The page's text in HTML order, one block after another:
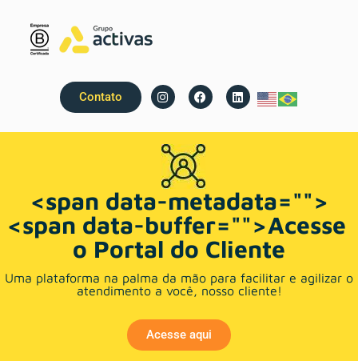
Contato
<span data-metadata="">
<span data-buffer="">Acesse
o Portal do Cliente
Uma plataforma na palma da mão para facilitar e agilizar o
atendimento a você, nosso cliente!
Acesse aqui